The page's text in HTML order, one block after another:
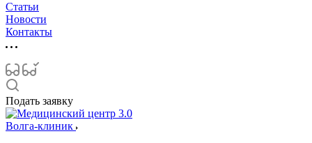
Статьи
Новости
Контакты
Подать заявку
Волга-клиник